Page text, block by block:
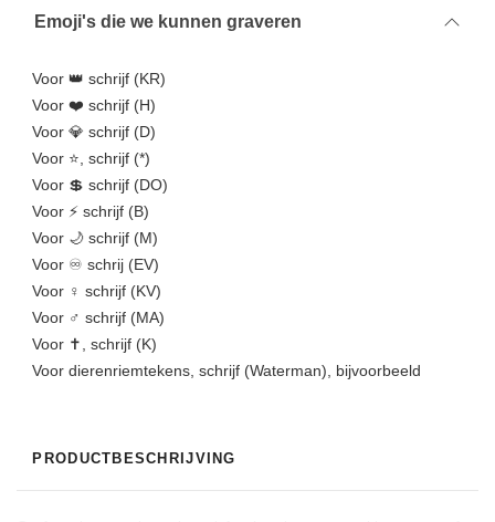
Emoji's die we kunnen graveren
Voor 👑 schrijf (KR)
Voor ❤️ schrijf (H)
Voor 💎 schrijf (D)
Voor ⭐, schrijf (*)
Voor 💲 schrijf (DO)
Voor ⚡ schrijf (B)
Voor 🌙 schrijf (M)
Voor ♾️ schrij (EV)
Voor ♀️ schrijf (KV)
Voor ♂️️ schrijf (MA)
Voor ✝, schrijf (K)
Voor dierenriemtekens, schrijf (Waterman), bijvoorbeeld
PRODUCTBESCHRIJVING